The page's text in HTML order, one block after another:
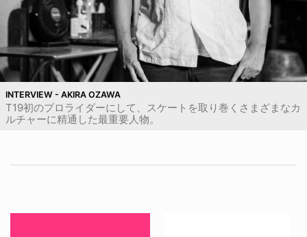
INTERVIEW - AKIRA OZAWA
T19初のプロライダーにして、スケートを取り巻くさまざまなカ
ルチャーに精通した最重要人物。